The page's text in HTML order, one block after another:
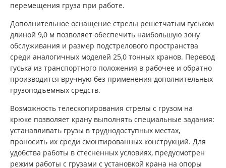
перемещения груза при работе.
Дополнительное оснащение стрелы решетчатым гуськом
длиной 9,0 м позволяет обеспечить наибольшую зону
обслуживания и размер подстрелового пространства
среди аналогичных моделей 25,0 тонных кранов. Перевод
гуська из транспортного положения в рабочее и обратно
производится вручную без применения дополнительных
грузоподъемных средств.
Возможность телескопирования стрелы с грузом на
крюке позволяет крану выполнять специальные задания:
устанавливать грузы в труднодоступных местах,
проносить их среди смонтированных конструкций. Для
удобства работы в стесненных условиях, предусмотрен
режим работы с грузами с установкой крана на опоры